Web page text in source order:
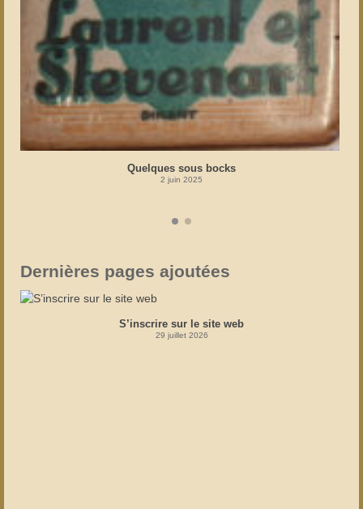
Quelques sous bocks
2 juin 2025
Dernières pages ajoutées
S’inscrire sur le site web
29 juillet 2026